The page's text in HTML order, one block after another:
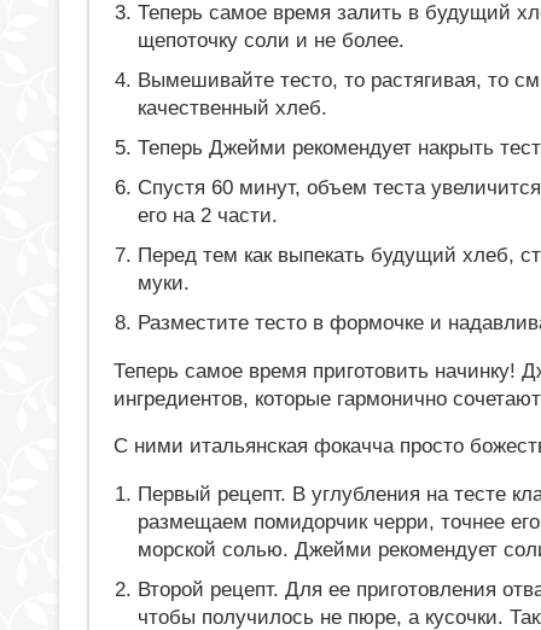
Теперь самое время залить в будущий
щепоточку соли и не более.
Вымешивайте тесто, то растягивая, то
качественный хлеб.
Теперь Джейми рекомендует накрыть
Спустя 60 минут, объем теста
его на 2 части.
Перед тем как выпекать будущий хлеб,
муки.
Разместите тесто в формочке и
Теперь самое время приготовить начинку!
ингредиентов, которые гармонично
С ними итальянская фокачча просто
Первый рецепт. В углубления на тесте
размещаем помидорчик черри, точнее
морской солью. Джейми рекомендует
Второй рецепт. Для ее приготовления
чтобы получилось не пюре, а кусочки.